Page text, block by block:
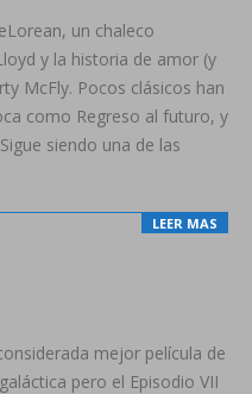
un chaleco
y la historia de amor (y
McFly. Pocos clásicos han
como Regreso al futuro, y
siendo una de las
LEER MAS
mejor película de
pero el Episodio VII